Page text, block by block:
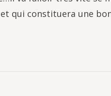
qui constituera une